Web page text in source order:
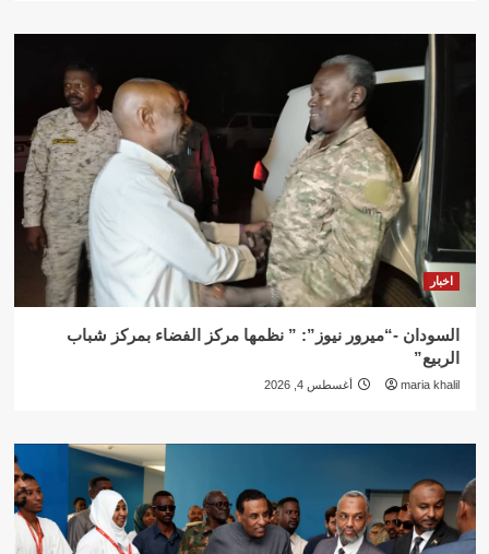
اخبار
السودان -“ميرور نيوز”: ” نظمها مركز الفضاء بمركز شباب
الربيع”
maria khalil أغسطس 4, 2026